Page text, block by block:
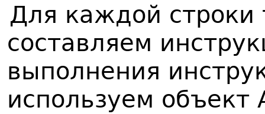
Для каждой строки
составляем
выполнения
используем объект